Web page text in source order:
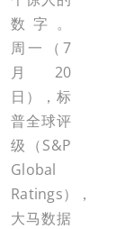
数字。
周一（7
月20
日），标
普全球评
级（S&P
Global
Ratings），
大马数据